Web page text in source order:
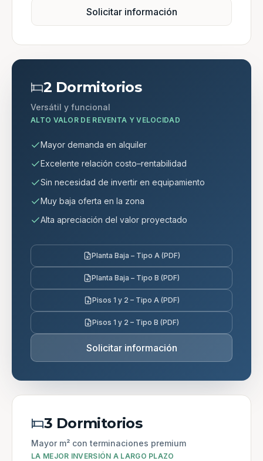
Solicitar información
2 Dormitorios
Versátil y funcional
ALTO VALOR DE REVENTA Y VELOCIDAD
Mayor demanda en alquiler
Excelente relación costo–rentabilidad
Sin necesidad de invertir en equipamiento
Muy baja oferta en la zona
Alta apreciación del valor proyectado
Planta Baja – Tipo A (PDF)
Planta Baja – Tipo B (PDF)
Pisos 1 y 2 – Tipo A (PDF)
Pisos 1 y 2 – Tipo B (PDF)
Solicitar información
3 Dormitorios
Mayor m² con terminaciones premium
LA MEJOR INVERSIÓN A LARGO PLAZO